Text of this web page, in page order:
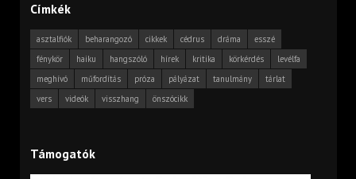
Címkék
asztalfiók beharangozó cikkek cédrus dráma
esszé
fénykör
haiku hangszóló hírek kritika körkérdés
levélfa
meghívó
műfordítás próza pályázat tanulmány
tárlat
vers
videók visszhang önszócikk
Támogatók